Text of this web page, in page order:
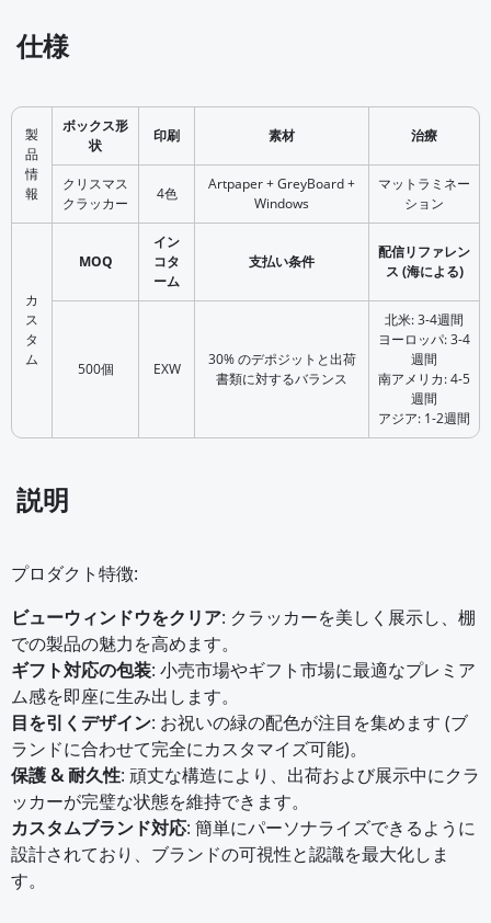
仕様
製
品
情
報
ボックス形
状
印刷 素材 治療
クリスマス
クラッカー
4色
Artpaper + GreyBoard +
Windows
マットラミネー
ション
カ
ス
タ
ム
MOQ
イン
コタ
ーム
支払い条件
配信リファレン
ス (海による)
500個 EXW
30% のデポジットと出荷
書類に対するバランス
北米: 3-4週間
ヨーロッパ: 3-4
週間
南アメリカ: 4-5
週間
アジア: 1-2週間
説明
プロダクト特徴:
ビューウィンドウをクリア: クラッカーを美しく展示し、棚
での製品の魅力を高めます。
ギフト対応の包装: 小売市場やギフト市場に最適なプレミア
ム感を即座に生み出します。
目を引くデザイン: お祝いの緑の配色が注目を集めます (ブ
ランドに合わせて完全にカスタマイズ可能)。
保護 & 耐久性: 頑丈な構造により、出荷および展示中にクラ
ッカーが完璧な状態を維持できます。
カスタムブランド対応: 簡単にパーソナライズできるように
設計されており、ブランドの可視性と認識を最大化しま
す。